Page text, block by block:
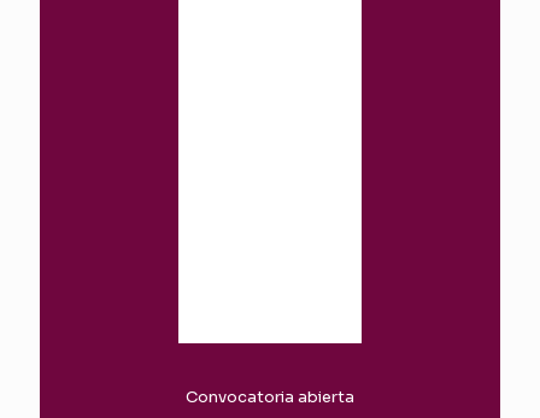
Convocatoria abierta